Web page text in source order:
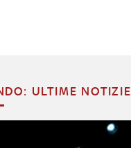
ULTIME NOTIZIE